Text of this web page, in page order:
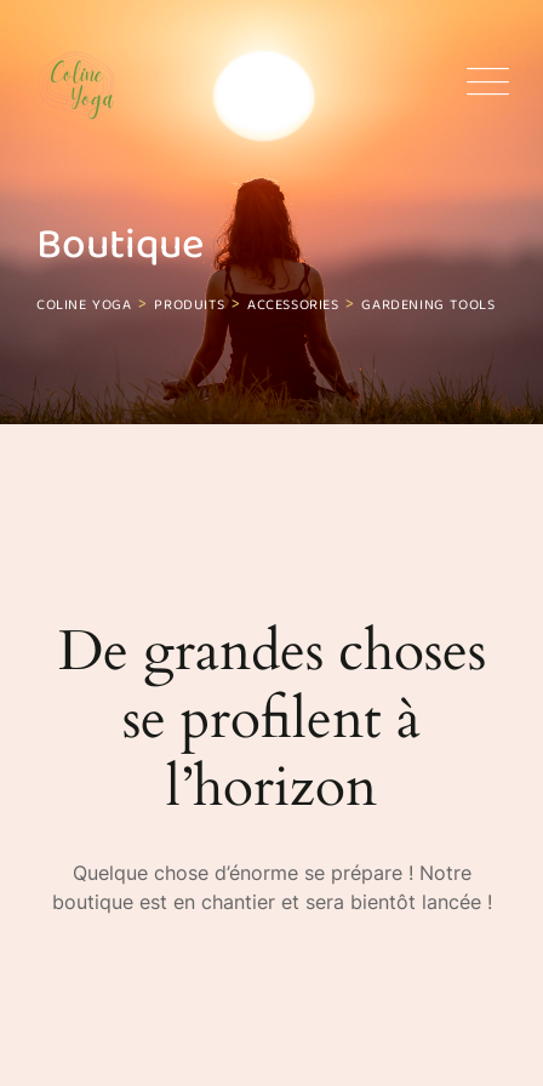
content
Boutique
COLINE YOGA > PRODUITS>ACCESSORIES >GARDENING TOOLS
De grandes choses
se profilent à
l’horizon
Quelque chose d’énorme se prépare ! Notre
boutique est en chantier et sera bientôt lancée !